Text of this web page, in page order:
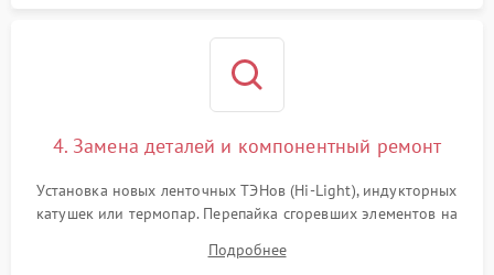
4. Замена деталей и компонентный ремонт
Установка новых ленточных ТЭНов (Hi-Light), индукторных
катушек или термопар. Перепайка сгоревших элементов на
дорожек. Очистка контактов и замена поврежденной
Подробнее